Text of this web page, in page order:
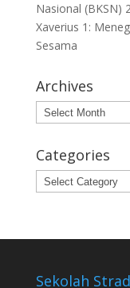
Nasional (BKSN)
Xaverius 1:
Sesama
Archives
Archives
Categories
Categories
Sekolah